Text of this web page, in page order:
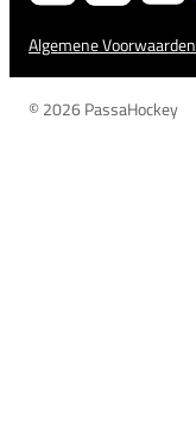
Algemene Voorwaarden
© 2026 PassaHockey